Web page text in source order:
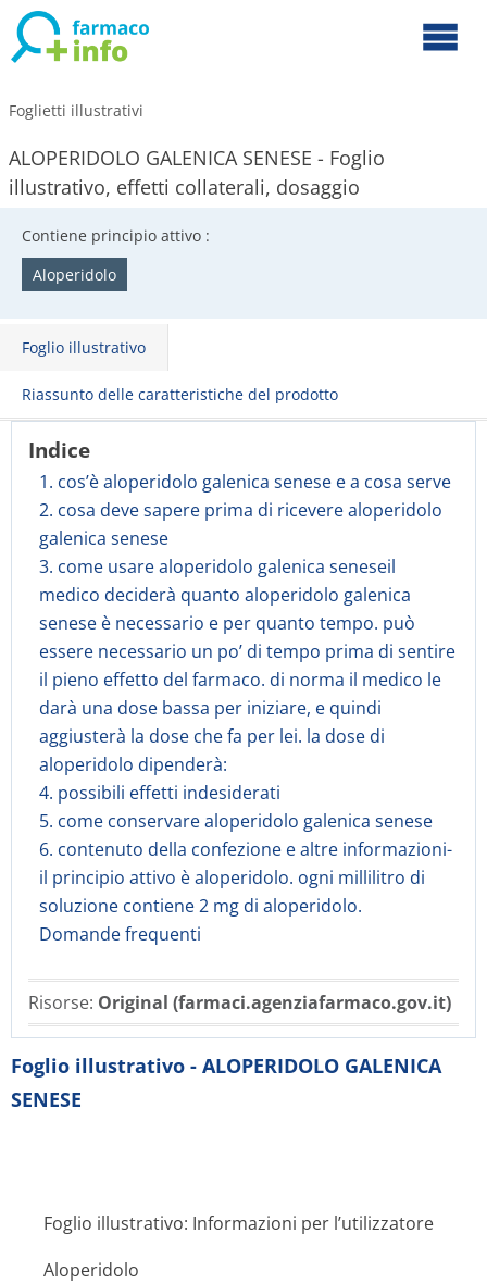
Foglietti illustrativi
ALOPERIDOLO GALENICA SENESE - Foglio
illustrativo, effetti collaterali, dosaggio
Contiene principio attivo :
Aloperidolo
Foglio illustrativo
Riassunto delle caratteristiche del prodotto
Indice
1. cos’è aloperidolo galenica senese e a cosa serve
2. cosa deve sapere prima di ricevere aloperidolo
galenica senese
3. come usare aloperidolo galenica seneseil
medico deciderà quanto aloperidolo galenica
senese è necessario e per quanto tempo. può
essere necessario un po’ di tempo prima di sentire
il pieno effetto del farmaco. di norma il medico le
darà una dose bassa per iniziare, e quindi
aggiusterà la dose che fa per lei. la dose di
aloperidolo dipenderà:
4. possibili effetti indesiderati
5. come conservare aloperidolo galenica senese
6. contenuto della confezione e altre informazioni-
il principio attivo è aloperidolo. ogni millilitro di
soluzione contiene 2 mg di aloperidolo.
Domande frequenti
Risorse: Original (farmaci.agenziafarmaco.gov.it)
Foglio illustrativo - ALOPERIDOLO GALENICA
SENESE
Foglio illustrativo: Informazioni per l’utilizzatore
Aloperidolo